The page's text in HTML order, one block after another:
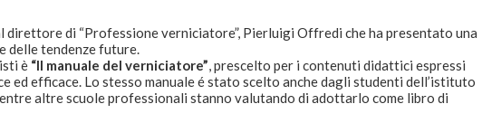
direttore di “Professione verniciatore”, Pierluigi Offredi che ha presentato una
delle tendenze future.
è “Il manuale del verniciatore”, prescelto per i contenuti didattici espressi
ed efficace. Lo stesso manuale é stato scelto anche dagli studenti dell’istituto
altre scuole professionali stanno valutando di adottarlo come libro di